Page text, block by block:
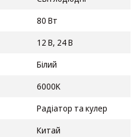
80 Вт
12 В, 24 В
Білий
6000K
Радіатор та кулер
Китай